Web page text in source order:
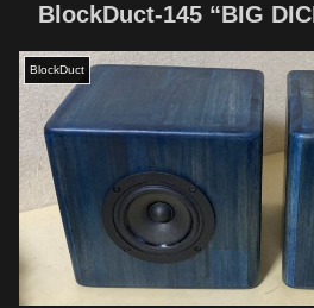
BlockDuct-145 “BIG
BlockDuct